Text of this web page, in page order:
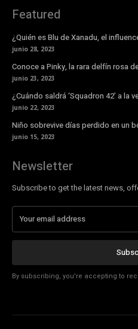
Featured
¿Quién es Blu de Xanadu, el
junio 28, 2023
Conoce a Pinky, la rara delfín rosa
junio 23, 2023
¿Cuándo saldrá ‘Squadron 42’ a la
junio 22, 2023
Niño sobrevive días perdido en un
junio 15, 2023
Newsletter
Subscribe to get the latest news,
By subscribing, you're accepting to